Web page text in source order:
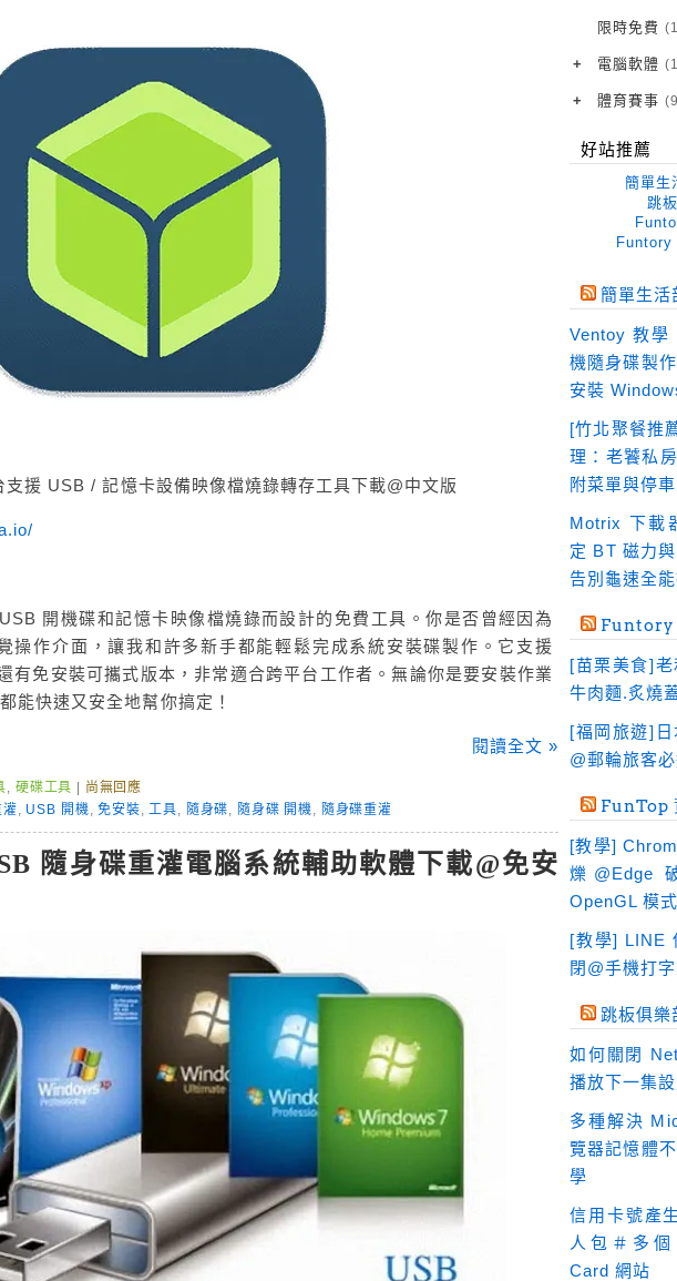
援 USB / 記憶卡設備映像檔燒錄轉存工具下載@中文版
開機碟和記憶卡映像檔燒錄而設計的免費工具。你是否曾經因為
操作介面，讓我和許多新手都能輕鬆完成系統安裝碟製作。它支援
免安裝可攜式版本，非常適合跨平台工作者。無論你是要安裝作業
能快速又安全地幫你搞定！
閱讀全文 »
, 硬碟工具
尚無回應
, USB 開機,免安裝,工具, 隨身碟, 隨身碟 開機, 隨身碟重灌
隨身碟重灌電腦系統輔助軟體下載@免安
電視影集
電視節目
限時免費
+ 電腦軟體
作業系統
優化軟
光碟工
免安裝
即時通
壓縮軟
安全防護
影音播
影音轉
教育學
文書工
畫面擷
看圖程
硬碟工
系統工
翻譯軟
輸入法
+ 體育賽事
好站推薦
簡單
跳
簡單生活
Ventoy 教學
機隨身碟製
安裝
[竹北聚餐推
理：老饕私
附菜單與停
Motrix 下載
定 BT 磁力
告別龜速全
Funtory
[苗栗美食]
牛肉麵.炙燒
[福岡旅遊]
@郵輪旅客
FunTop
[教學]
爍@Edge
OpenGL 模
[教學] LINE
閉@手機打
跳板俱樂
如何關閉
播放下一集
多種解決
覽器記憶體
學
信用卡號產
人包＃多
Card 網站